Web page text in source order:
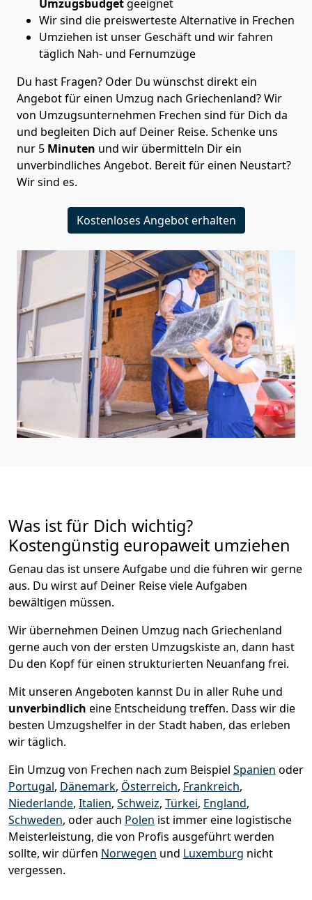
Umzugsbudgetgeeignet
Wir sind die preiswerteste Alternative in Frechen
Umziehen ist unser Geschäft und wir fahren
täglich Nah- und Fernumzüge
Du hast Fragen? Oder Du wünschst direkt ein
Angebot für einen Umzug nach Griechenland? Wir
von Umzugsunternehmen Frechen sind für Dich da
und begleiten Dich auf Deiner Reise. Schenke uns
nur 5 Minuten und wir übermitteln Dir ein
unverbindliches Angebot. Bereit für einen Neustart?
Wir sind es.
Kostenloses Angebot erhalten
Was ist für Dich wichtig?
Kostengünstig europaweit umziehen
Genau das ist unsere Aufgabe und die führen wir gerne
aus. Du wirst auf Deiner Reise viele Aufgaben
bewältigen müssen.
Wir übernehmen Deinen Umzug nach Griechenland
gerne auch von der ersten Umzugskiste an, dann hast
Du den Kopf für einen strukturierten Neuanfang frei.
Mit unseren Angeboten kannst Du in aller Ruhe und
unverbindlich eine Entscheidung treffen. Dass wir die
besten Umzugshelfer in der Stadt haben, das erleben
wir täglich.
Ein Umzug von Frechen nach zum Beispiel Spanien oder
Portugal, Dänemark, Österreich, Frankreich,
Niederlande, Italien, Schweiz, Türkei, England,
Schweden, oder auch Polen ist immer eine logistische
Meisterleistung, die von Profis ausgeführt werden
sollte, wir dürfen Norwegen und Luxemburg nicht
vergessen.